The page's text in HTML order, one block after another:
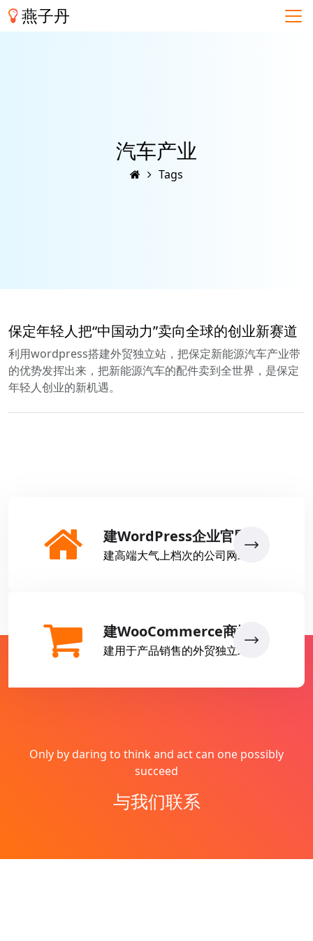
燕子丹
汽车产业
Tags
保定年轻人把“中国动力”卖向全球的创业新赛道
利用wordpress搭建外贸独立站，把保定新能源汽车产业带
的优势发挥出来，把新能源汽车的配件卖到全世界，是保定
年轻人创业的新机遇。
建WordPress企业官网
建高端大气上档次的公司网站
建WooCommerce商城
建用于产品销售的外贸独立站
Only by daring to think and act can one possibly
succeed
与我们联系